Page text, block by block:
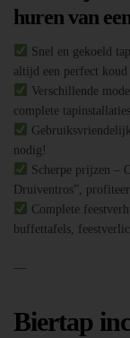
huren van
Snel en gekoeld
altijd een perfect koud
Verschillende
complete
nodig!
Scherpe prijzen –
Druiventros”,
Complete
buffettafels,
—
Biertap